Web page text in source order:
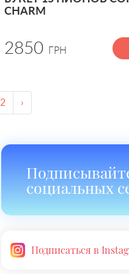
CHARM
2850 ГРН
2 ›
социальных
Подписаться в